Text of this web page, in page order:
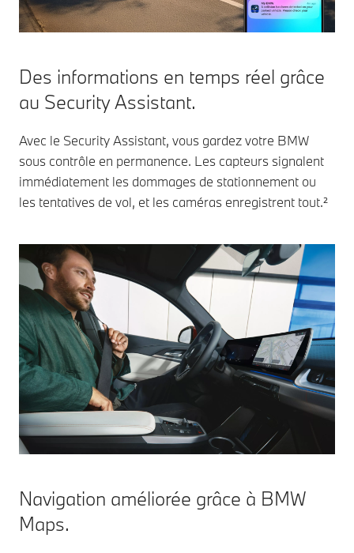
Des informations en temps réel grâce
au Security Assistant.
Avec le Security Assistant, vous gardez votre BMW
sous contrôle en permanence. Les capteurs signalent
immédiatement les dommages de stationnement ou
les tentatives de vol, et les caméras enregistrent tout.²
Navigation améliorée grâce à BMW
Maps.